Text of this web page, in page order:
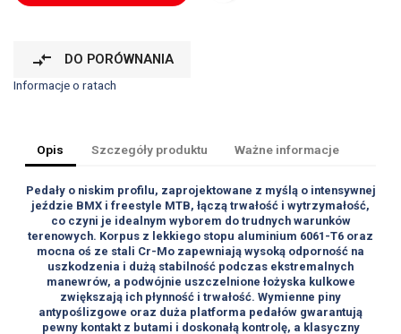
compare_arrows DO PORÓWNANIA
Informacje o ratach
Opis Szczegóły produktu Ważne informacje
Pedały o niskim profilu, zaprojektowane z myślą o intensywnej
jeździe BMX i freestyle MTB, łączą trwałość i wytrzymałość,
co czyni je idealnym wyborem do trudnych warunków
terenowych. Korpus z lekkiego stopu aluminium 6061-T6 oraz
mocna oś ze stali Cr-Mo zapewniają wysoką odporność na
uszkodzenia i dużą stabilność podczas ekstremalnych
manewrów, a podwójnie uszczelnione łożyska kulkowe
zwiększają ich płynność i trwałość. Wymienne piny
antypoślizgowe oraz duża platforma pedałów gwarantują
pewny kontakt z butami i doskonałą kontrolę, a klasyczny